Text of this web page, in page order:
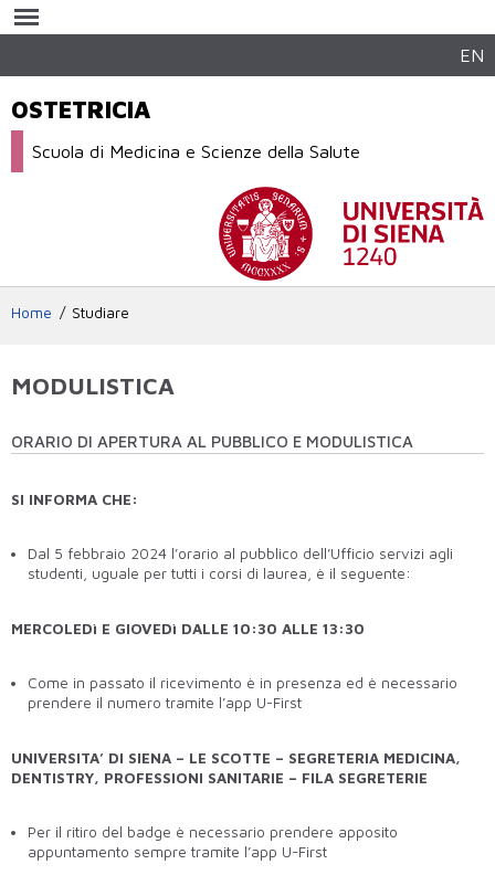
contenuto
EN
OSTETRICIA
Scuola di Medicina e Scienze della Salute
Home Studiare
MODULISTICA
ORARIO DI APERTURA AL PUBBLICO E MODULISTICA
SI INFORMA CHE:
Dal 5 febbraio 2024 l’orario al pubblico dell’Ufficio servizi agli
studenti, uguale per tutti i corsi di laurea, è il seguente:
MERCOLEDì E GIOVEDì DALLE 10:30 ALLE 13:30
Come in passato il ricevimento è in presenza ed è necessario
prendere il numero tramite l’app U-First
UNIVERSITA’ DI SIENA – LE SCOTTE – SEGRETERIA MEDICINA,
DENTISTRY, PROFESSIONI SANITARIE – FILA SEGRETERIE
Per il ritiro del badge è necessario prendere apposito
appuntamento sempre tramite l’app U-First